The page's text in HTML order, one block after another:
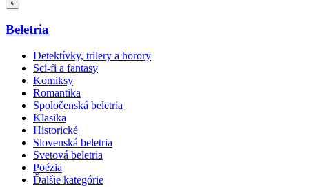
Beletria
Detektívky, trilery a horory
Sci-fi a fantasy
Komiksy
Romantika
Spoločenská beletria
Klasika
Historické
Slovenská beletria
Svetová beletria
Poézia
Ďalšie kategórie